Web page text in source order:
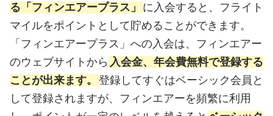
る「フィンエアープラス」
に入会すると、フライト
マイルをポイントとして貯めることができます。
「フィンエアープラス」への入会は、フィンエアー
のウェブサイトから 入会金、年会費無料で登録する
ことが出来ます。
登録してすぐはベーシック会員と
して登録されますが、フィンエアーを頻繁に利用